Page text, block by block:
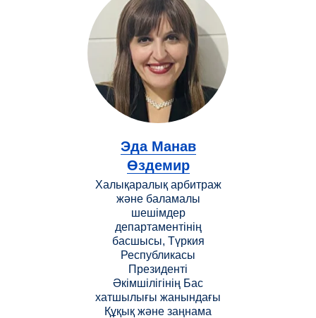
Эда Манав
Өздемир
Халықаралық арбитраж
және баламалы
шешімдер
департаментінің
басшысы, Түркия
Республикасы
Президенті
Әкімшілігінің Бас
хатшылығы жанындағы
Құқық және заңнама